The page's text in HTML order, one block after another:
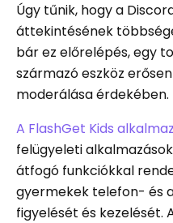
Úgy tűnik, hogy a
áttekintésének
bár ez előrelépés, egy
származó eszköz
moderálása érdekében.
A FlashGet Kids
felügyeleti
átfogó funkciókkal
gyermekek telefon- és
figyelését és kezelését.